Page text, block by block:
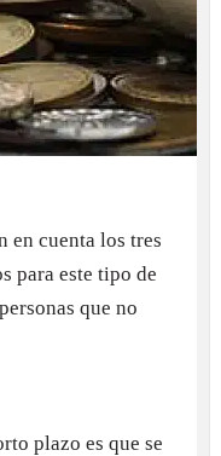
en cuenta los tres
para este tipo de
que no
plazo es que se